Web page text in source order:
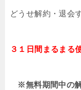
どうせ解約・退会
３１日間まるまる
※無料期間中の